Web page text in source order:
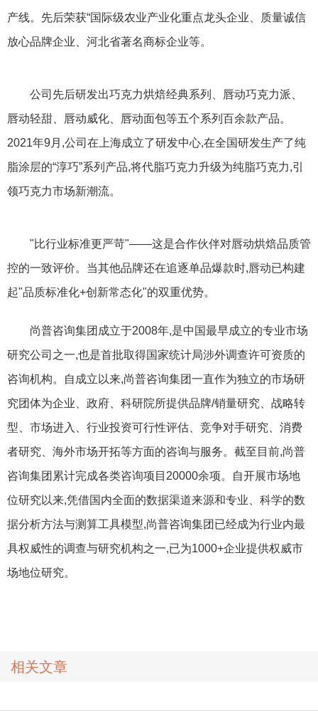
产线。先后荣获“国际级农业产业化重点龙头企业、质量诚信
放心品牌企业、河北省著名商标企业等。
公司先后研发出巧克力烘焙经典系列、唇动巧克力派、
唇动轻甜、唇动威化、唇动面包等五个系列百余款产品。
2021年9月,公司在上海成立了研发中心,在全国研发生产了纯
脂涂层的“淳巧”系列产品,将代脂巧克力升级为纯脂巧克力,引
领巧克力市场新潮流。
"比行业标准更严苛"——这是合作伙伴对唇动烘焙品质管
控的一致评价。当其他品牌还在追逐单品爆款时,唇动已构建
起"品质标准化+创新常态化"的双重优势。
尚普咨询集团成立于2008年,是中国最早成立的专业市场
研究公司之一,也是首批取得国家统计局涉外调查许可资质的
咨询机构。自成立以来,尚普咨询集团一直作为独立的市场研
究团体为企业、政府、科研院所提供品牌/销量研究、战略转
型、市场进入、行业投资可行性评估、竞争对手研究、消费
者研究、海外市场开拓等方面的咨询与服务。截至目前,尚普
咨询集团累计完成各类咨询项目20000余项。自开展市场地
位研究以来,凭借国内全面的数据渠道来源和专业、科学的数
据分析方法与测算工具模型,尚普咨询集团已经成为行业内最
具权威性的调查与研究机构之一,已为1000+企业提供权威市
场地位研究。
相关文章